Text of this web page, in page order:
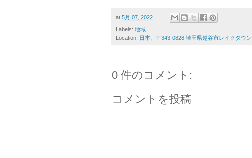
at 5月 07, 2022
Labels: 地域
Location: 日本、〒343-0828 埼玉県越谷市レイクタウン
0 件のコメント:
コメントを投稿